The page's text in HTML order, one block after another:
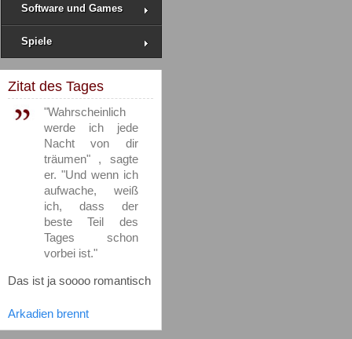
Software und Games
Spiele
Zitat des Tages
"Wahrscheinlich
werde ich jede
Nacht von dir
träumen" , sagte
er. "Und wenn ich
aufwache, weiß
ich, dass der
beste Teil des
Tages schon
vorbei ist."
Das ist ja soooo romantisch
Arkadien brennt